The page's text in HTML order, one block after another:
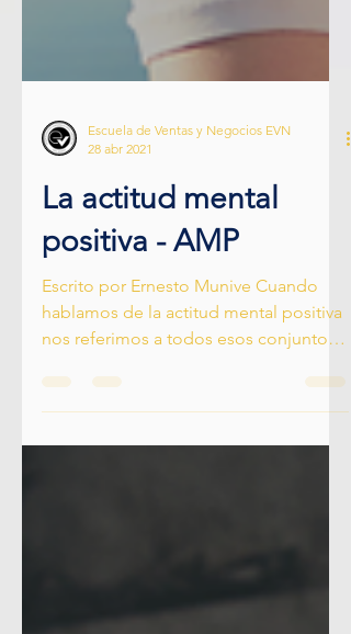
28 abr 2021
La actitud mental
positiva - AMP
Escrito por Ernesto Munive Cuando
hablamos de la actitud mental positiva
de ideas positivas que...